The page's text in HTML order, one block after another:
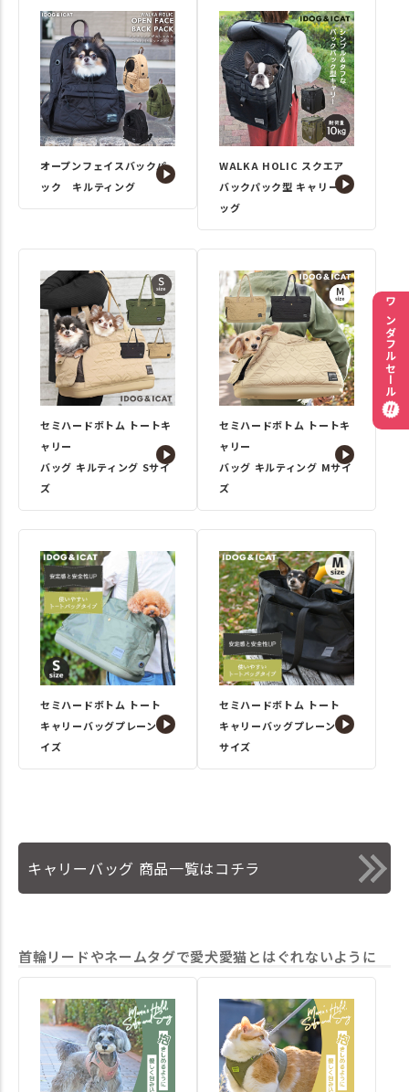
オープンフェイスバックパ
ック キルティング
WALKA HOLIC スクエア
バックパック型 キャリーバ
ッグ
セミハードボトム トートキ
ャリー
バッグ キルティング Sサイ
ズ
セミハードボトム トートキ
ャリー
バッグ キルティング Mサイ
ズ
セミハードボトム トート
キャリーバッグプレーンSサ
イズ
セミハードボトム トート
キャリーバッグプレーンM
サイズ
キャリーバッグ 商品一覧はコチラ
首輪リードやネームタグで愛犬愛猫とはぐれないように
ワンダフルセール